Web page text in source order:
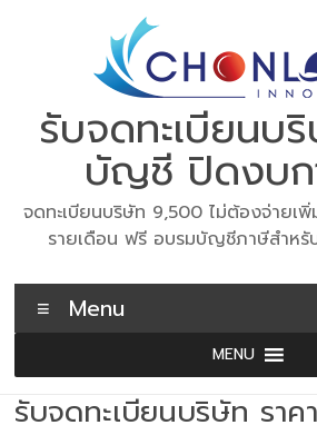
รับจดทะเบียนบ
บัญชี ปิดงบก
จดทะเบียนบริษัท 9,500 ไม่ต้องจ่ายเ
รายเดือน ฟรี อบรมบัญชีภาษีสำหรั
Menu
MENU
รับจดทะเบียนบริษัท ราค